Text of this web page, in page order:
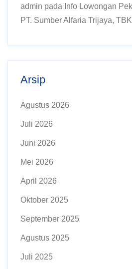
admin pada Info Lowongan
PT. Sumber Alfaria Trijaya,
Arsip
Agustus 2026
Juli 2026
Juni 2026
Mei 2026
April 2026
Oktober 2025
September 2025
Agustus 2025
Juli 2025